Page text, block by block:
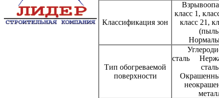
Классификация зон
класс 1,
класс 21,
Тип обогреваемой
поверхности
сталь
сталь